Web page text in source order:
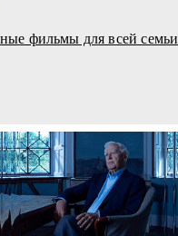
фильмы для всей семьи